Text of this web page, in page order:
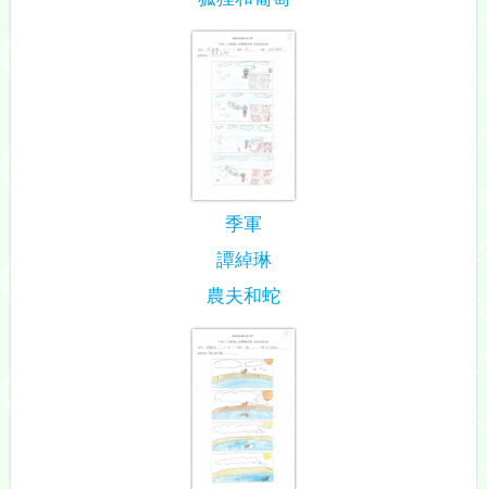
季軍
譚綽琳
農夫和蛇